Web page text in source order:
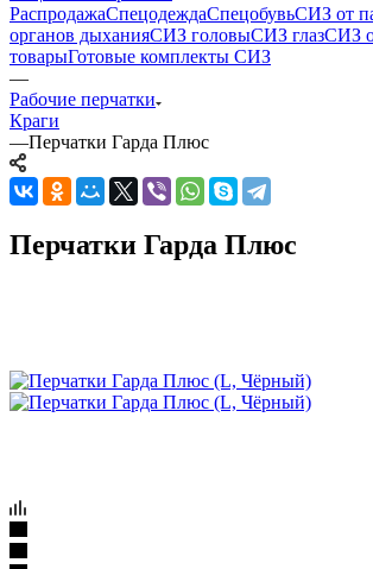
РаспродажаСпецодеждаСпецобувьСИЗ от
органов дыханияСИЗ головыСИЗ глазСИЗ
товарыГотовые комплекты СИЗ
—
Рабочие перчатки
Краги
—Перчатки Гарда Плюс
Перчатки Гарда Плюс